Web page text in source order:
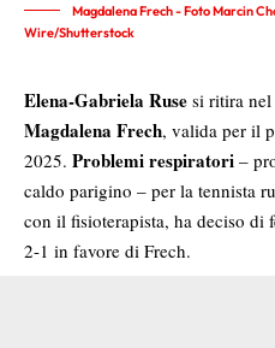
Magdalena Frech - Foto Marcin
Wire/Shutterstock
Elena-Gabriela Ruse si ritira
Magdalena Frech, valida per il
2025. Problemi respiratori –
caldo parigino – per la tennista
con il fisioterapista, ha deciso
2-1 in favore di Frech.